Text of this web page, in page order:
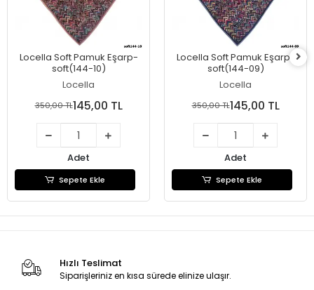
Locella Soft Pamuk Eşarp-
soft(144-10)
Locella
350,00 TL145,00 TL
Adet
Sepete Ekle
Locella Soft Pamuk Eşarp-
soft(144-09)
Locella
350,00 TL145,00 TL
Adet
Sepete Ekle
Hızlı Teslimat
Siparişleriniz en kısa sürede elinize ulaşır.